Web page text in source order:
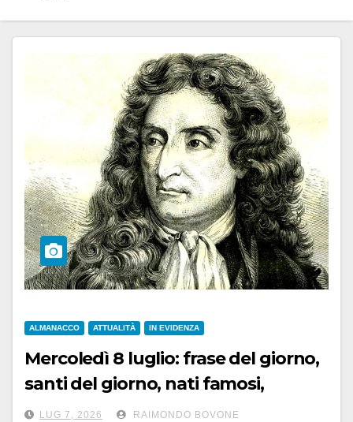
ALMANACCO ATTUALITÀ IN EVIDENZA
Mercoledì 8 luglio: frase del giorno,
santi del giorno, nati famosi,
accadde oggi
LUG 7, 2026 RAIMONDO BOVONE